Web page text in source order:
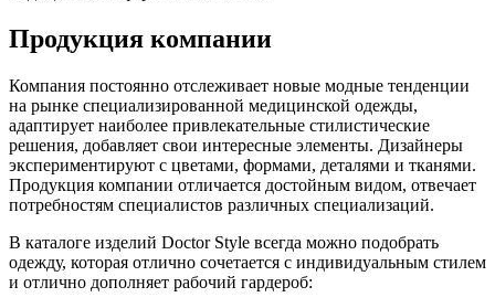
Продукция компании
Компания постоянно отслеживает новые модные тенденции
на рынке специализированной медицинской одежды,
адаптирует наиболее привлекательные стилистические
решения, добавляет свои интересные элементы. Дизайнеры
экспериментируют с цветами, формами, деталями и тканями.
Продукция компании отличается достойным видом, отвечает
потребностям специалистов различных специализаций.
В каталоге изделий Doctor Style всегда можно подобрать
одежду, которая отлично сочетается с индивидуальным стилем
и отлично дополняет рабочий гардероб: